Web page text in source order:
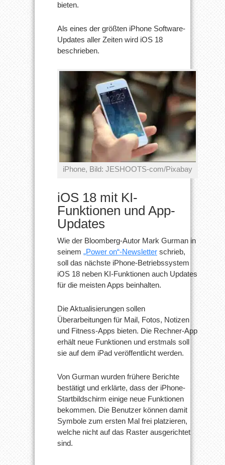
bieten.
Als eines der größten iPhone Software-
Updates aller Zeiten wird iOS 18
beschrieben.
iPhone, Bild: JESHOOTS-com/Pixabay
iOS 18 mit KI-
Funktionen und App-
Updates
Wie der Bloomberg-Autor Mark Gurman in
seinem „Power on“-Newsletter schrieb,
soll das nächste iPhone-Betriebssystem
iOS 18 neben KI-Funktionen auch Updates
für die meisten Apps beinhalten.
Die Aktualisierungen sollen
Überarbeitungen für Mail, Fotos, Notizen
und Fitness-Apps bieten. Die Rechner-App
erhält neue Funktionen und erstmals soll
sie auf dem iPad veröffentlicht werden.
Von Gurman wurden frühere Berichte
bestätigt und erklärte, dass der iPhone-
Startbildschirm einige neue Funktionen
bekommen. Die Benutzer können damit
Symbole zum ersten Mal frei platzieren,
welche nicht auf das Raster ausgerichtet
sind.